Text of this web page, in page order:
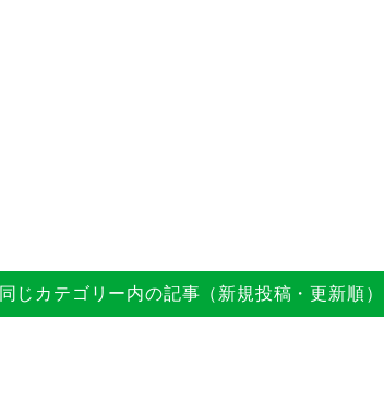
同じカテゴリー内の記事（新規投稿・更新順）